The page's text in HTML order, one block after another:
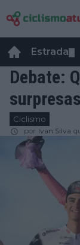
Estrada
Debate:
Ciclismo
por Ivan Silva